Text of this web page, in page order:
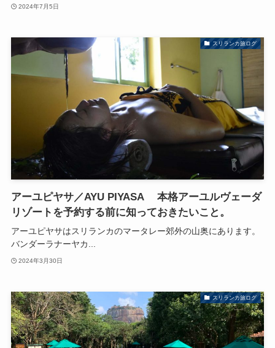
2024年7月5日
スリランカ旅ログ
アーユピヤサ／AYU PIYASA 本格アーユルヴェーダ
リゾートを予約する前に知っておきたいこと。
アーユピヤサはスリランカのマータレー郊外の山奥にあります。
バンダーラナーヤカ...
2024年3月30日
スリランカ旅ログ